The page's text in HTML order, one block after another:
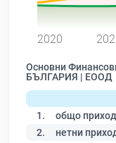
2020
Основни
БЪЛГАРИЯ | ЕООД
1. общо
2. нетни